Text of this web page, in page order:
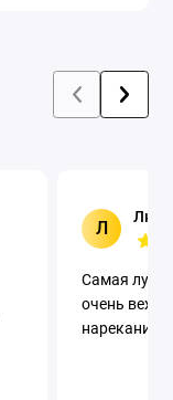
Л
Самая
очень
нареканий.